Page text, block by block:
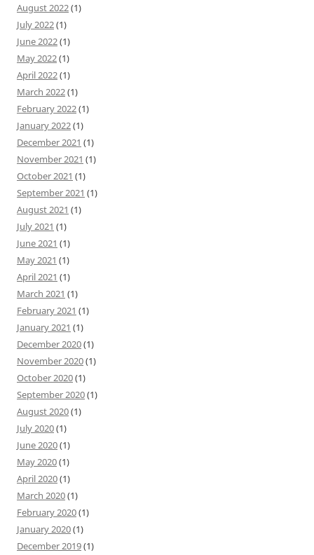
August 2022(1)
July 2022(1)
June 2022(1)
May 2022(1)
April 2022(1)
March 2022(1)
February 2022(1)
January 2022(1)
December 2021 (1)
November 2021 (1)
October 2021 (1)
September 2021 (1)
August 2021 (1)
July 2021 (1)
June 2021 (1)
May 2021 (1)
April 2021 (1)
March 2021 (1)
February 2021 (1)
January 2021 (1)
December 2020(1)
November 2020(1)
October 2020(1)
September 2020(1)
August 2020(1)
July 2020(1)
June 2020(1)
May 2020(1)
April 2020(1)
March 2020(1)
February 2020(1)
January 2020(1)
December 2019(1)